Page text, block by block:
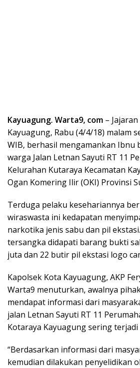
Kayuagung. Warta9, com –
Kayuagung, Rabu (4/4/18) malam
WIB, berhasil mengamankan Ibnu
warga Jalan Letnan Sayuti RT 11
Kelurahan Kutaraya Kecamatan
Ogan Komering Ilir (OKI) Provinsi
Terduga pelaku kesehariannya
wiraswasta ini kedapatan
narkotika jenis sabu dan pil
tersangka didapati barang bukti
juta dan 22 butir pil ekstasi logo
Kapolsek Kota Kayuagung, AKP
Warta9 menuturkan, awalnya
mendapat informasi dari
jalan Letnan Sayuti RT 11
Kotaraya Kayuagung sering
“Berdasarkan informasi dari
kemudian dilakukan penyelidikan